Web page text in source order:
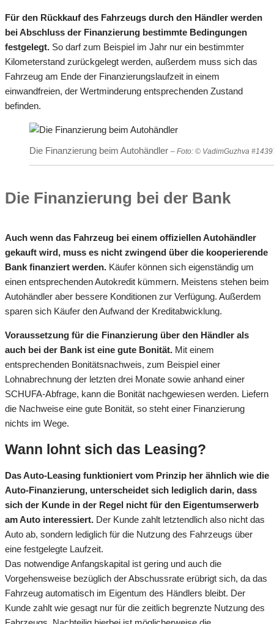
Für den Rückkauf des Fahrzeugs durch den Händler werden
bei Abschluss der Finanzierung bestimmte Bedingungen
festgelegt. So darf zum Beispiel im Jahr nur ein bestimmter
Kilometerstand zurückgelegt werden, außerdem muss sich das
Fahrzeug am Ende der Finanzierungslaufzeit in einem
einwandfreien, der Wertminderung entsprechenden Zustand
befinden.
Die Finanzierung beim Autohändler – Foto: © VadimGuzhva
Die Finanzierung bei der Bank
Auch wenn das Fahrzeug bei einem offiziellen Autohändler
gekauft wird, muss es nicht zwingend über die kooperierende
Bank finanziert werden. Käufer können sich eigenständig um
einen entsprechenden Autokredit kümmern. Meistens stehen beim
Autohändler aber bessere Konditionen zur Verfügung. Außerdem
sparen sich Käufer den Aufwand der Kreditabwicklung.
Voraussetzung für die Finanzierung über den Händler als
auch bei der Bank ist eine gute Bonität. Mit einem
entsprechenden Bonitätsnachweis, zum Beispiel einer
Lohnabrechnung der letzten drei Monate sowie anhand einer
SCHUFA-Abfrage, kann die Bonität nachgewiesen werden. Liefern
die Nachweise eine gute Bonität, so steht einer Finanzierung
nichts im Wege.
Wann lohnt sich das Leasing?
Das Auto-Leasing funktioniert vom Prinzip her ähnlich wie die
Auto-Finanzierung, unterscheidet sich lediglich darin, dass
sich der Kunde in der Regel nicht für den Eigentumserwerb
am Auto interessiert. Der Kunde zahlt letztendlich also nicht das
Auto ab, sondern lediglich für die Nutzung des Fahrzeugs über
eine festgelegte Laufzeit.
Das notwendige Anfangskapital ist gering und auch die
Vorgehensweise bezüglich der Abschussrate erübrigt sich, da das
Fahrzeug automatisch im Eigentum des Händlers bleibt. Der
Kunde zahlt wie gesagt nur für die zeitlich begrenzte Nutzung des